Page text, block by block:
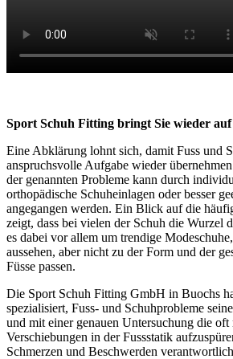
Sport Schuh Fitting bringt Sie wieder auf
Eine Abklärung lohnt sich, damit Fuss und
anspruchsvolle Aufgabe wieder
der genannten Probleme kann durch
orthopädische Schuheinlagen oder besser
angegangen werden. Ein Blick auf die
zeigt, dass bei vielen der Schuh die Wurzel
es dabei vor allem um trendige
aussehen, aber nicht zu der Form und der
Füsse passen.
Die Sport Schuh Fitting GmbH in Buochs
spezialisiert, Fuss- und Schuhprobleme
und mit einer genauen Untersuchung die oft
Verschiebungen in der Fussstatik
Schmerzen und Beschwerden